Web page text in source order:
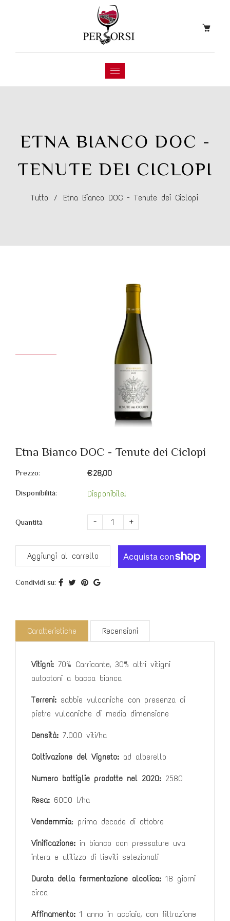
ETNA BIANCO DOC -
TENUTE DEI CICLOPI
Tutto / Etna Bianco DOC - Tenute dei Ciclopi
Etna Bianco DOC - Tenute dei Ciclopi
Prezzo: €28,00
Disponibilità: Disponibile!
Quantità - +
Aggiungi al carrello
Condividi su:
Caratteristiche Recensioni
Vitigni: 70% Carricante, 30% altri vitigni
autoctoni a bacca bianca
Terreni: sabbie vulcaniche con presenza di
pietre vulcaniche di media dimensione
Densità: 7.000 viti/ha
Coltivazione del Vigneto: ad alberello
Numero bottiglie prodotte nel 2020: 2580
Resa: 6000 l/ha
Vendemmia: prima decade di ottobre
Vinificazione: in bianco con pressature uva
intera e utilizzo di lieviti selezionati
Durata della fermentazione alcolica: 18 giorni
circa
Affinamento: 1 anno in acciaio, con filtrazione